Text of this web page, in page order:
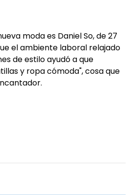
moda es Daniel So, de 27
el ambiente laboral relajado
de estilo ayudó a que
y ropa cómoda", cosa que